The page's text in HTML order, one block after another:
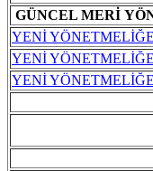
GÜNCEL MERİ
YENİ
YENİ
YENİ